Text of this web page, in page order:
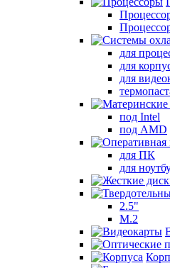
для
для
для
под Intel
под AMD
для ПК
для
2.5"
M.2